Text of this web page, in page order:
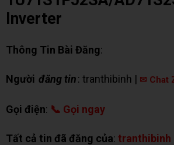
Inverter
Thông Tin Bài Đăng:
Người đăng tin: tranthibinh | ✉ Chat
Gọi điện: 📞 Gọi ngay
Tất cả tin đã đăng của: